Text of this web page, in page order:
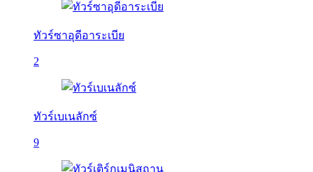
ทัวร์ซาอุดีอาระเบีย
2
ทัวร์เบเนลักซ์
9